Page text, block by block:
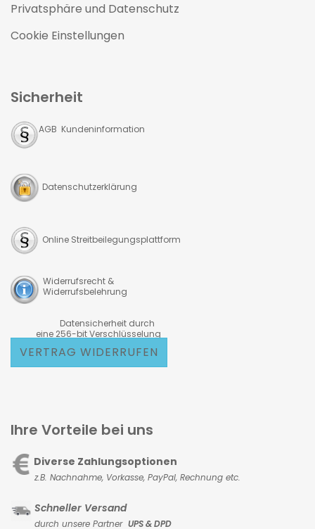
Privatsphäre und Datenschutz
Cookie Einstellungen
Sicherheit
AGB Kundeninformation
Datenschutzerklärung
Online Streitbeilegungsplattform
Widerrufsrecht &
Widerrufsbelehrung
Datensicherheit durch
eine 256-bit Verschlüsselung
VERTRAG WIDERRUFEN
Ihre Vorteile bei uns
Diverse Zahlungsoptionen
z.B. Nachnahme, Vorkasse, PayPal, Rechnung etc.
Schneller Versand
durch unsere Partner UPS & DPD